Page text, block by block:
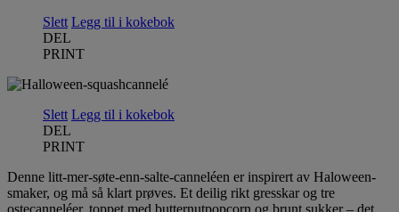
Slett Legg til i kokebok
DEL
PRINT
Slett Legg til i kokebok
DEL
PRINT
Denne litt-mer-søte-enn-salte-canneléen er inspirert av Haloween-
smaker, og må så klart prøves. Et deilig rikt gresskar og tre
ostecanneléer, toppet med butternutpopcorn og brunt sukker – det